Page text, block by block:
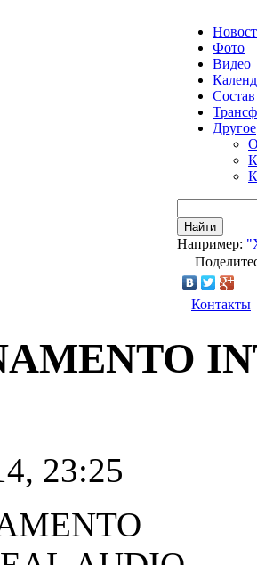
Фото
Видео
Состав
Другое
Найти
Например:
Контакты
23:25